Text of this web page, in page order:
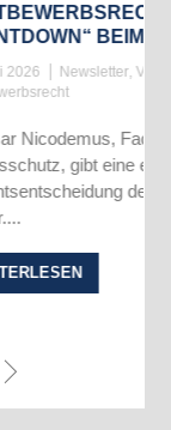
FINAL
,
für gewerblichen